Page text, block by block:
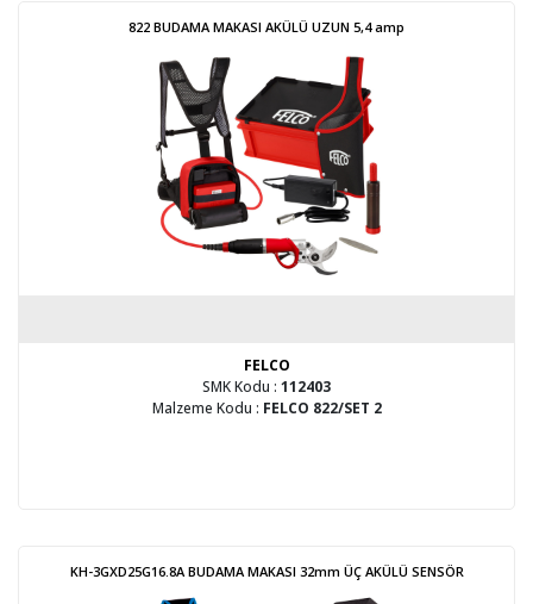
822 BUDAMA MAKASI AKÜLÜ UZUN 5,4 amp
FELCO
SMK Kodu : 112403
Malzeme Kodu : FELCO 822/SET 2
KH-3GXD25G16.8A BUDAMA MAKASI 32mm ÜÇ AKÜLÜ SENSÖR